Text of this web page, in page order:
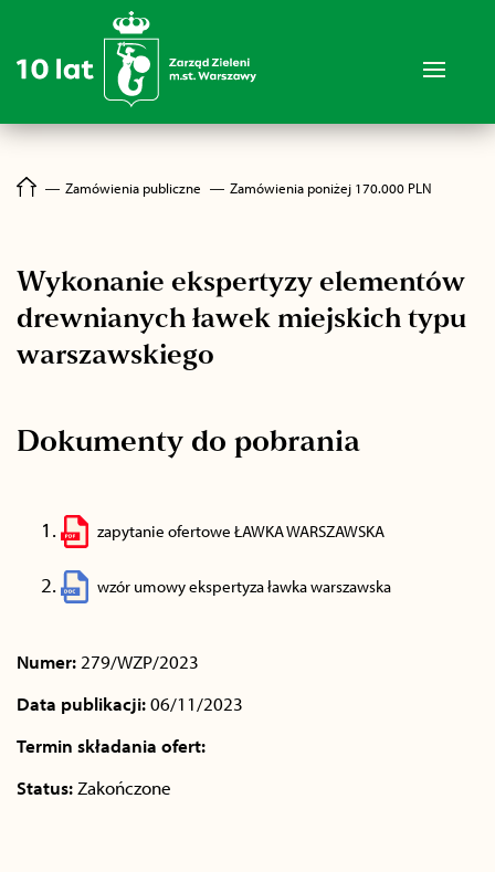
― Zamówienia publiczne ― Zamówienia poniżej 170.000 PLN
Wykonanie ekspertyzy elementów
drewnianych ławek miejskich typu
warszawskiego
Dokumenty do pobrania
zapytanie ofertowe ŁAWKA WARSZAWSKA
wzór umowy ekspertyza ławka warszawska
Numer: 279/WZP/2023
Data publikacji:06/11/2023
Termin składania ofert:
Status: Zakończone